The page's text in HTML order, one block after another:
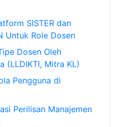
SISTER dan
Untuk Role Dosen
Dosen Oleh
(LLDIKTI, Mitra KL)
Pengguna di
Perilisan Manajemen